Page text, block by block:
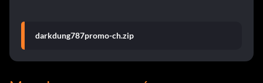
darkdung787promo-ch.zip